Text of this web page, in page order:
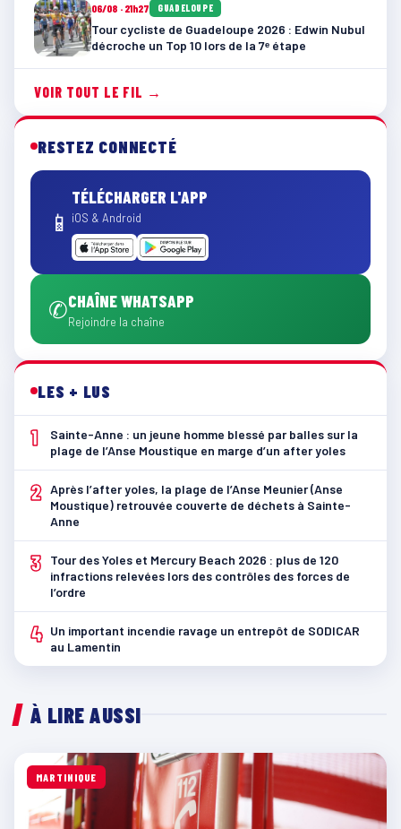
06/08 · 21h27 GUADELOUPE
Tour cycliste de Guadeloupe 2026 : Edwin Nubul
décroche un Top 10 lors de la 7ᵉ étape
VOIR TOUT LE FIL →
RESTEZ CONNECTÉ
📱
TÉLÉCHARGER L'APP
iOS & Android
✆CHAÎNE WHATSAPP
Rejoindre la chaîne
LES + LUS
1
Sainte-Anne : un jeune homme blessé par balles sur la
plage de l’Anse Moustique en marge d’un after yoles
2 Après l’after yoles, la plage de l’Anse Meunier (Anse
Moustique) retrouvée couverte de déchets à Sainte-
Anne
3
Tour des Yoles et Mercury Beach 2026 : plus de 120
infractions relevées lors des contrôles des forces de
l’ordre
4 Un important incendie ravage un entrepôt de SODICAR
au Lamentin
À LIRE AUSSI
MARTINIQUE